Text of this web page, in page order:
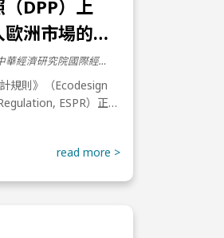
DPP）上
洲市場的新
作者：蘇姵伊/中華經濟研究院國際經濟所 分析師
規則》（Ecodesign
ESPR）正
read more >